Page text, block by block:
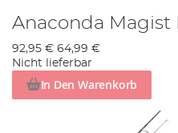
Anaconda Magist
92,95 € 64,99 €
Nicht lieferbar
In Den Warenkorb